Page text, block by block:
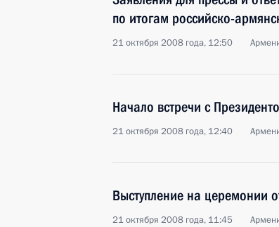
по итогам российско-
21 октября 2008 года, 12:50
Начало встречи с
21 октября 2008 года, 12:40
Выступление на церемонии
21 октября 2008 года, 11:45